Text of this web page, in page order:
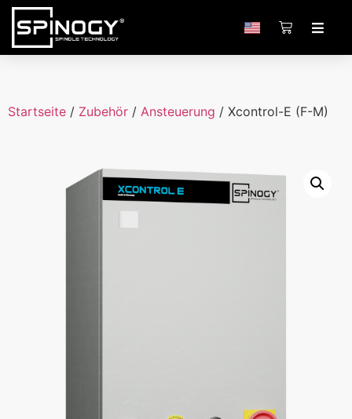
Startseite / Zubehör / Ansteuerung / Xcontrol-E (F-M)